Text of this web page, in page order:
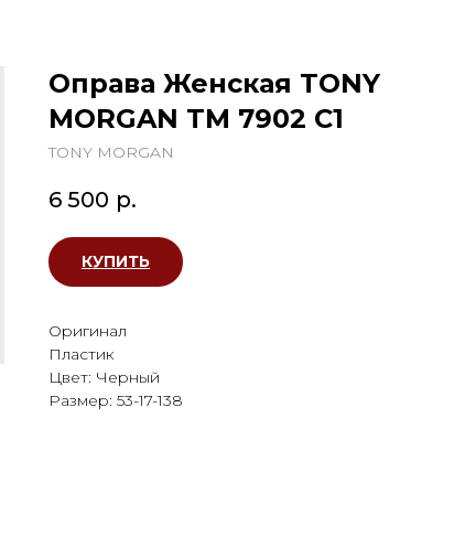
Оправа Женская TONY
MORGAN TM 7902 C1
TONY MORGAN
6 500 р.
КУПИТЬ
Оригинал
Пластик
Цвет: Черный
Размер: 53-17-138